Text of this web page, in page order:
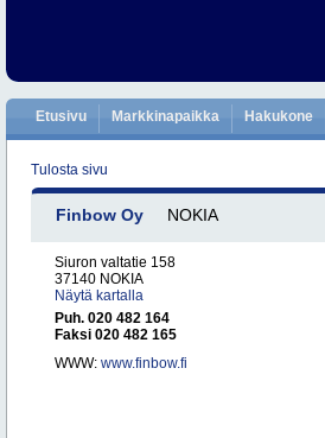
Etusivu Markkinapaikka Hakukone
Tulosta sivu
Finbow Oy NOKIA
Siuron valtatie 158
37140 NOKIA
Näytä kartalla
Puh. 020 482 164
Faksi 020 482 165
WWW: www.finbow.fi